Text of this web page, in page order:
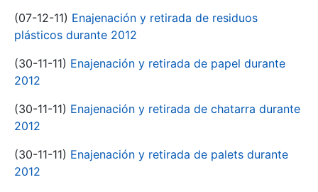
(07-12-11) Enajenación y retirada de residuos
plásticos durante 2012
(30-11-11) Enajenación y retirada de papel durante
2012
(30-11-11) Enajenación y retirada de chatarra durante
2012
(30-11-11) Enajenación y retirada de palets durante
2012